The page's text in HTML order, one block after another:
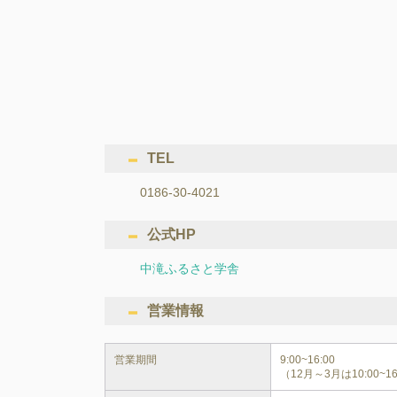
TEL
0186-30-4021
公式HP
中滝ふるさと学舎
営業情報
営業期間
9:00~16:00
（12月～3月は